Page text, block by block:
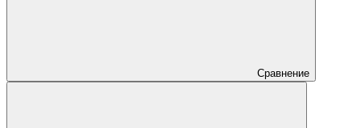
Сравнение